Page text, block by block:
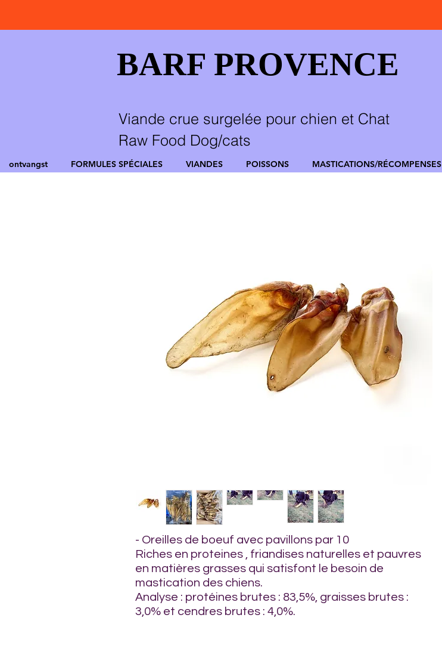
BARF PROVENCE
Viande crue surgelée pour chien et Chat
Raw Food Dog/cats
ontvangst FORMULES SPÉCIALES VIANDES POISSONS MASTICATIONS/RÉCOMPENSES
- Oreilles de boeuf avec pavillons par 10
Riches en proteines , friandises naturelles et pauvres
en matières grasses qui satisfont le besoin de
mastication des chiens.
Analyse : protéines brutes : 83,5%, graisses brutes :
3,0% et cendres brutes : 4,0%.